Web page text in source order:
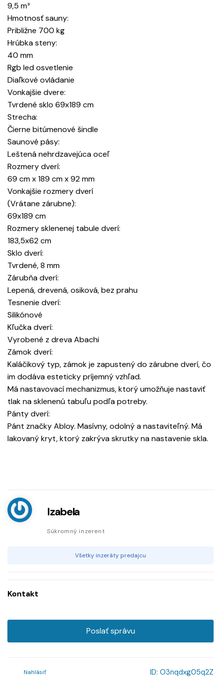
9,5 m³
Hmotnosť sauny:
Približne 700 kg
Hrúbka steny:
40 mm
Rgb led osvetlenie
Diaľkové ovládanie
Vonkajšie dvere:
Tvrdené sklo 69x189 cm
Strecha:
Čierne bitúmenové šindle
Saunové pásy:
Leštená nehrdzavejúca oceľ
Rozmery dverí:
69 cm x 189 cm x 92 mm
Vonkajšie rozmery dverí
(Vrátane zárubne):
69x189 cm
Rozmery sklenenej tabule dverí:
183,5x62 cm
Sklo dverí:
Tvrdené, 8 mm
Zárubňa dverí:
Lepená, drevená, osiková, bez prahu
Tesnenie dverí:
Silikónové
Kľučka dverí:
Vyrobené z dreva Abachi
Zámok dverí:
Kaláčikový typ, zámok je zapustený do zárubne dverí, čo
im dodáva esteticky príjemný vzhľad.
Má nastavovací mechanizmus, ktorý umožňuje nastaviť
tlak na sklenenú tabuľu podľa potreby.
Pánty dverí:
Pánt značky Abloy. Masívny, odolný a nastaviteľný. Má
lakovaný kryt, ktorý zakrýva skrutky na nastavenie skla.
Izabela
Súkromný inzerent
Všetky inzeráty predajcu
Kontakt
Poslať správu
Nahlásiť ID: O3nqdxg05q2Z